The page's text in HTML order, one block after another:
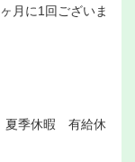
月に1回ございま
季休暇 有給休